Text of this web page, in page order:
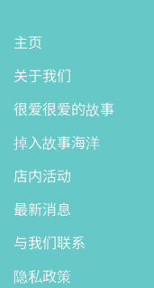
主页
关于我们
很爱很爱的故事
掉入故事海洋
店内活动
最新消息
与我们联系
隐私政策